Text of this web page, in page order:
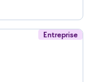
Entreprise